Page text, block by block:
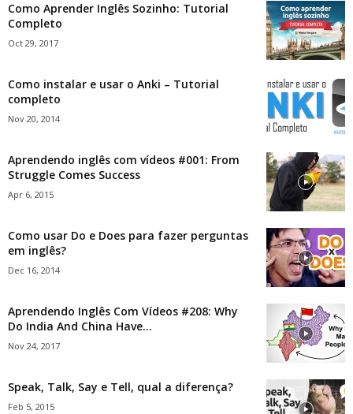
Como Aprender Inglês Sozinho: Tutorial
Completo
Oct 29, 2017
Como instalar e usar o Anki – Tutorial
completo
Nov 20, 2014
Aprendendo inglês com vídeos #001: From
Struggle Comes Success
Apr 6, 2015
Como usar Do e Does para fazer perguntas
em inglês?
Dec 16, 2014
Aprendendo Inglês Com Vídeos #208: Why
Do India And China Have...
Nov 24, 2017
Speak, Talk, Say e Tell, qual a diferença?
Feb 5, 2015